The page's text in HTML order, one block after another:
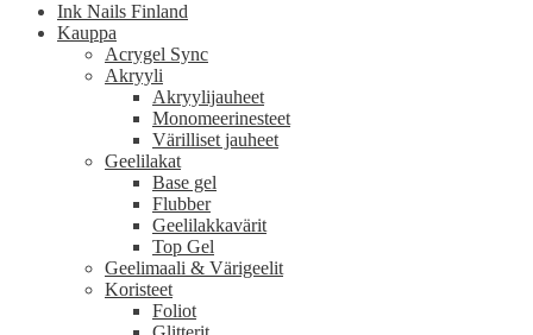
Ink Nails Finland
Kauppa
Acrygel Sync
Akryyli
Akryylijauheet
Monomeerinesteet
Värilliset jauheet
Geelilakat
Base gel
Flubber
Geelilakkavärit
Top Gel
Geelimaali & Värigeelit
Koristeet
Foliot